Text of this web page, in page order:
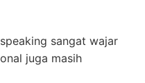
sangat wajar
juga masih